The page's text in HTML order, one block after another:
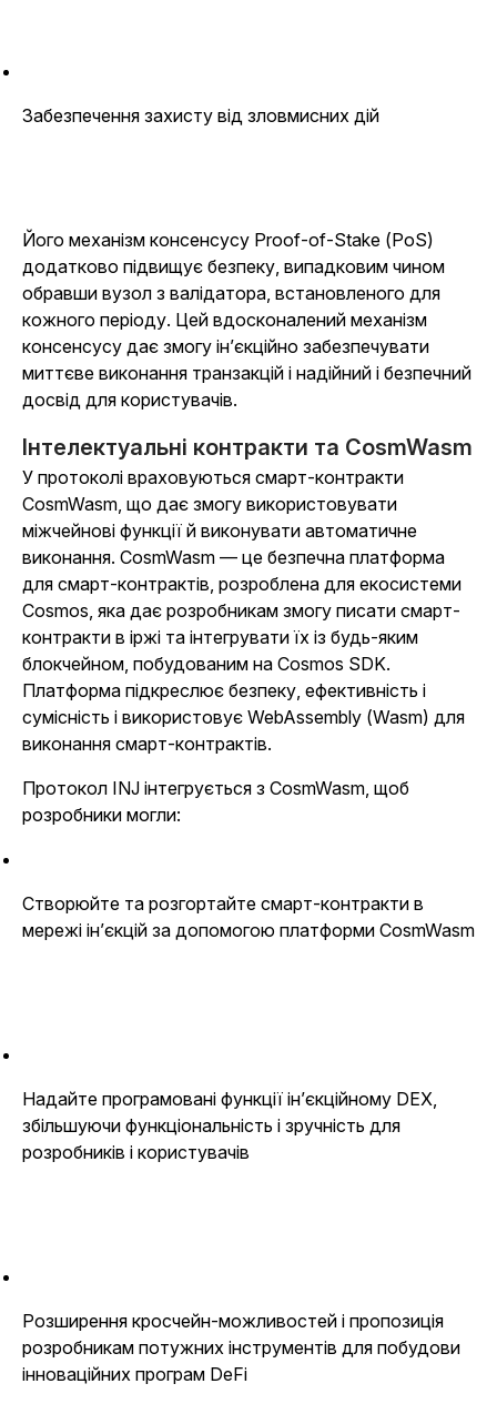
Забезпечення захисту від зловмисних дій
Його механізм консенсусу Proof-of-Stake (PoS)
додатково підвищує безпеку, випадковим чином
обравши вузол з валідатора, встановленого для
кожного періоду. Цей вдосконалений механізм
консенсусу дає змогу ін’єкційно забезпечувати
миттєве виконання транзакцій і надійний і безпечний
досвід для користувачів.
Інтелектуальні контракти та CosmWasm
У протоколі враховуються смарт-контракти
CosmWasm, що дає змогу використовувати
міжчейнові функції й виконувати автоматичне
виконання. CosmWasm — це безпечна платформа
для смарт-контрактів, розроблена для екосистеми
Cosmos, яка дає розробникам змогу писати смарт-
контракти в іржі та інтегрувати їх із будь-яким
блокчейном, побудованим на Cosmos SDK.
Платформа підкреслює безпеку, ефективність і
сумісність і використовує WebAssembly (Wasm) для
виконання смарт-контрактів.
Протокол INJ інтегрується з CosmWasm, щоб
розробники могли:
Створюйте та розгортайте смарт-контракти в
мережі ін’єкцій за допомогою платформи CosmWasm
Надайте програмовані функції ін’єкційному DEX,
збільшуючи функціональність і зручність для
розробників і користувачів
Розширення кросчейн-можливостей і пропозиція
розробникам потужних інструментів для побудови
інноваційних програм DeFi